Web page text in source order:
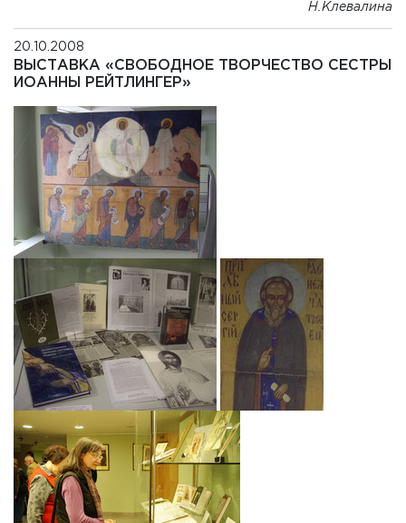
Н.Клевалина
20.10.2008
ВЫСТАВКА «СВОБОДНОЕ ТВОРЧЕСТВО СЕСТРЫ
ИОАННЫ РЕЙТЛИНГЕР»